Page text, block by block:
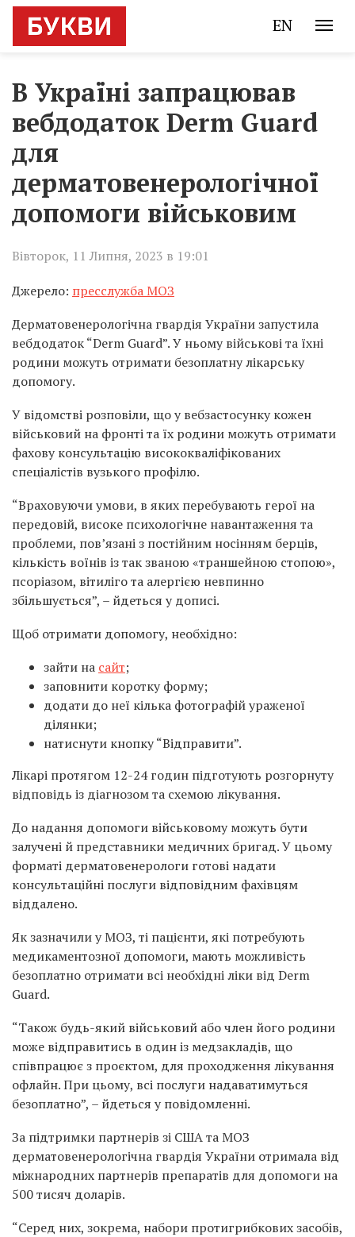
EN
В Україні запрацював
вебдодаток Derm Guard
для
дерматовенерологічної
допомоги військовим
Вівторок, 11 Липня, 2023 в 19:01
Джерело: пресслужба МОЗ
Дерматовенерологічна гвардія України запустила
вебдодаток “Derm Guard”. У ньому військові та їхні
родини можуть отримати безоплатну лікарську
допомогу.
У відомстві розповіли, що у вебзастосунку кожен
військовий на фронті та їх родини можуть отримати
фахову консультацію висококваліфікованих
спеціалістів вузького профілю.
“Враховуючи умови, в яких перебувають герої на
передовій, високе психологічне навантаження та
проблеми, пов’язані з постійним носінням берців,
кількість воїнів із так званою «траншейною стопою»,
псоріазом, вітиліго та алергією невпинно
збільшується”, – йдеться у дописі.
Щоб отримати допомогу, необхідно:
зайти на сайт;
заповнити коротку форму;
додати до неї кілька фотографій ураженої
ділянки;
натиснути кнопку “Відправити”.
Лікарі протягом 12-24 годин підготують розгорнуту
відповідь із діагнозом та схемою лікування.
До надання допомоги військовому можуть бути
залучені й представники медичних бригад. У цьому
форматі дерматовенерологи готові надати
консультаційні послуги відповідним фахівцям
віддалено.
Як зазначили у МОЗ, ті пацієнти, які потребують
медикаментозної допомоги, мають можливість
безоплатно отримати всі необхідні ліки від Derm
Guard.
“Також будь-який військовий або член його родини
може відправитись в один із медзакладів, що
співпрацює з проєктом, для проходження лікування
офлайн. При цьому, всі послуги надаватимуться
безоплатно”, – йдеться у повідомленні.
За підтримки партнерів зі США та МОЗ
дерматовенерологічна гвардія України отримала від
міжнародних партнерів препаратів для допомоги на
500 тисяч доларів.
“Серед них, зокрема, набори протигрибкових засобів,